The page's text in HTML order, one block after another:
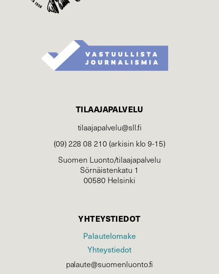
TILAAJAPALVELU
tilaajapalvelu@sll.fi
(09) 228 08 210 (arkisin klo 9-15)
Suomen Luonto/tilaajapalvelu
Sörnäistenkatu 1
00580 Helsinki
YHTEYSTIEDOT
Palautelomake
Yhteystiedot
palaute@suomenluonto.fi